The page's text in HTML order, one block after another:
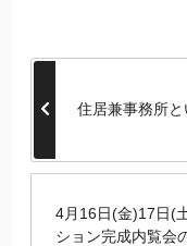
住居兼事務所
4月16日(金)17日(
ション完成内覧会